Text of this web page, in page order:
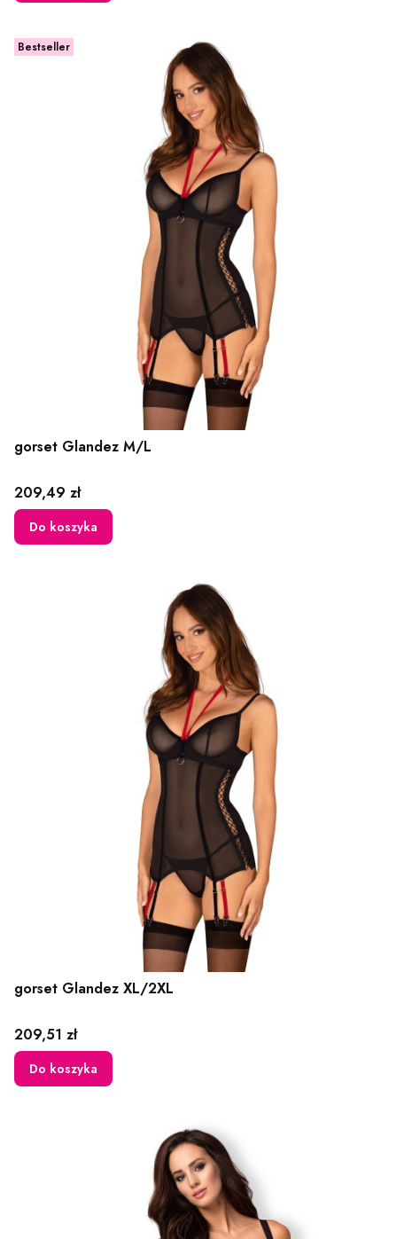
Bestseller
gorset Glandez M/L
Cena
209,49 zł
Do koszyka
gorset Glandez XL/2XL
Cena
209,51 zł
Do koszyka